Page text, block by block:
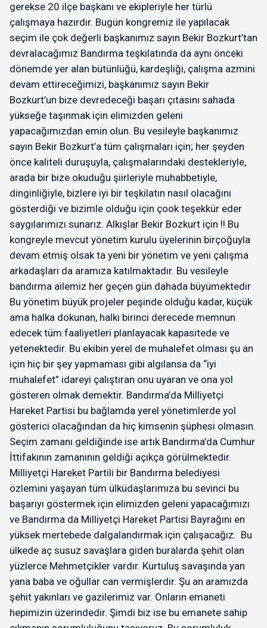
gerekse 20 ilçe başkanı ve ekipleriyle her türlü
çalışmaya hazırdır. Bugün kongremiz ile yapılacak
seçim ile çok değerli başkanımız sayın Bekir Bozkurt’tan
devralacağımız Bandırma teşkilatında da aynı önceki
dönemde yer alan bütünlüğü, kardeşliği, çalışma azmini
devam ettireceğimizi, başkanımız sayın Bekir
Bozkurt’un bize devredeceği başarı çıtasını sahada
yükseğe taşınmak için elimizden geleni
yapacağımızdan emin olun. Bu vesileyle başkanımız
sayın Bekir Bozkurt’a tüm çalışmaları için; her şeyden
önce kaliteli duruşuyla, çalışmalarındaki destekleriyle,
arada bir bize okuduğu şiirleriyle muhabbetiyle,
dinginliğiyle, bizlere iyi bir teşkilatın nasıl olacağını
gösterdiği ve bizimle olduğu için çook teşekkür eder
saygılarımızı sunarız. Alkışlar Bekir Bozkurt için !! Bu
kongreyle mevcut yönetim kurulu üyelerinin birçoğuyla
devam etmiş olsak ta yeni bir yönetim ve yeni çalışma
arkadaşları da aramıza katılmaktadır. Bu vesileyle
bandırma ailemiz her geçen gün dahada büyümektedir
Bu yönetim büyük projeler peşinde olduğu kadar, küçük
ama halka dokunan, halkı birinci derecede memnun
edecek tüm faaliyetleri planlayacak kapasitede ve
yetenektedir. Bu ekibin yerel de muhalefet olması şu an
için hiç bir şey yapmaması gibi algılansa da “iyi
muhalefet” idareyi çalıştıran onu uyaran ve ona yol
gösteren olmak demektir. Bandırma’da Milliyetçi
Hareket Partisi bu bağlamda yerel yönetimlerde yol
gösterici olacağından da hiç kimsenin şüphesi olmasın.
Seçim zamanı geldiğinde ise artık Bandırma’da Cumhur
İttifakının zamanının geldiği açıkça görülmektedir.
Milliyetçi Hareket Partili bir Bandırma belediyesi
özlemini yaşayan tüm ülküdaşlarımıza bu sevinci bu
başarıyı göstermek için elimizden geleni yapacağımızı
ve Bandırma da Milliyetçi Hareket Partisi Bayrağını en
yüksek mertebede dalgalandırmak için çalışacağız. Bu
ülkede aç susuz savaşlara giden buralarda şehit olan
yüzlerce Mehmetçikler vardır. Kurtuluş savaşında yan
yana baba ve oğullar can vermişlerdir. Şu an aramızda
şehit yakınları ve gazilerimiz var. Onların emaneti
hepimizin üzerindedir. Şimdi biz ise bu emanete sahip